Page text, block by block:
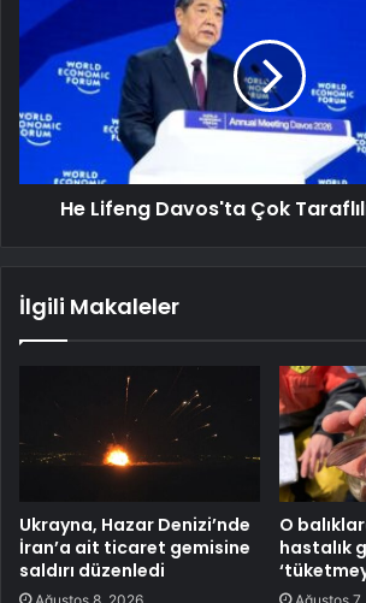
He Lifeng Davos'ta Çok
İlgili Makaleler
Ukrayna, Hazar Denizi’nde
İran’a ait ticaret gemisine
saldırı düzenledi
O
hastalık